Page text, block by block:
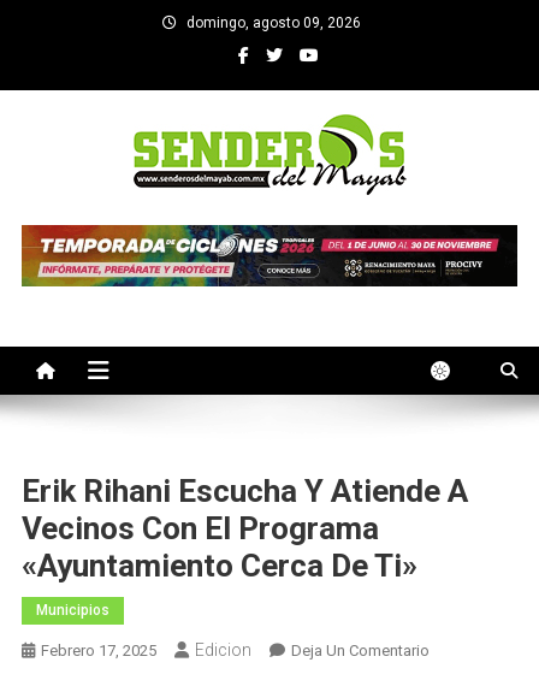
domingo, agosto 09, 2026
SENDEROS DEL MAYAB
Erik Rihani Escucha Y Atiende A
Vecinos Con El Programa
«Ayuntamiento Cerca De Ti»
Municipios
Febrero 17, 2025 Edicion Deja Un ComentarioEn